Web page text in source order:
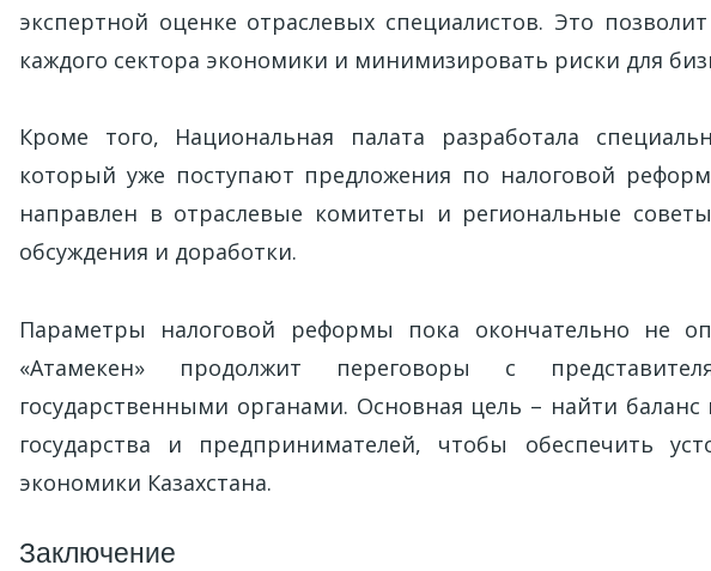
экспертной оценке отраслевых специалистов. Это
каждого сектора экономики и минимизировать риски для
Кроме того, Национальная палата разработала
который уже поступают предложения по налоговой
направлен в отраслевые комитеты и региональные
обсуждения и доработки.
Параметры налоговой реформы пока окончательно не
«Атамекен» продолжит переговоры с
государственными органами. Основная цель – найти
государства и предпринимателей, чтобы обеспечить
экономики Казахстана.
Заключение